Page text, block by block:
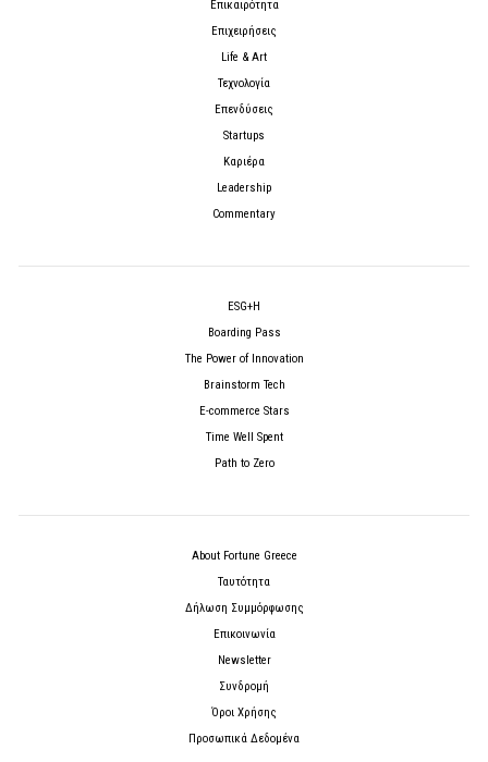
Επικαιρότητα
Επιχειρήσεις
Life & Art
Τεχνολογία
Επενδύσεις
Startups
Καριέρα
Leadership
Commentary
ESG+H
Boarding Pass
The Power of Innovation
Brainstorm Tech
E-commerce Stars
Time Well Spent
Path to Zero
About Fortune Greece
Ταυτότητα
Δήλωση Συμμόρφωσης
Επικοινωνία
Newsletter
Συνδρομή
Όροι Χρήσης
Προσωπικά Δεδομένα